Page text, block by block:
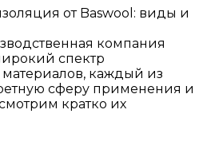
от Baswool: виды и
компания
спектр
каждый из
сферу применения и
кратко их